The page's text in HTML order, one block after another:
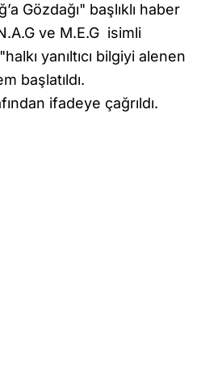
Gözdağı" başlıklı haber
ve M.E.G isimli
yanıltıcı bilgiyi alenen
başlatıldı.
ifadeye çağrıldı.